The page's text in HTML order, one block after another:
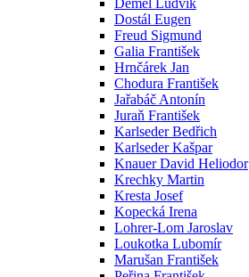
Demel Ludvík
Dostál Eugen
Freud Sigmund
Galia František
Hrnčárek Jan
Chodura František
Jařabáč Antonín
Juraň František
Karlseder Bedřich
Karlseder Kašpar
Knauer David Heliodor
Krechky Martin
Kresta Josef
Kopecká Irena
Lohrer-Lom Jaroslav
Loukotka Lubomír
Marušan František